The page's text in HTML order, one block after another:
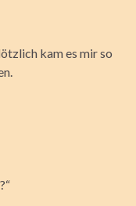
kam es mir so